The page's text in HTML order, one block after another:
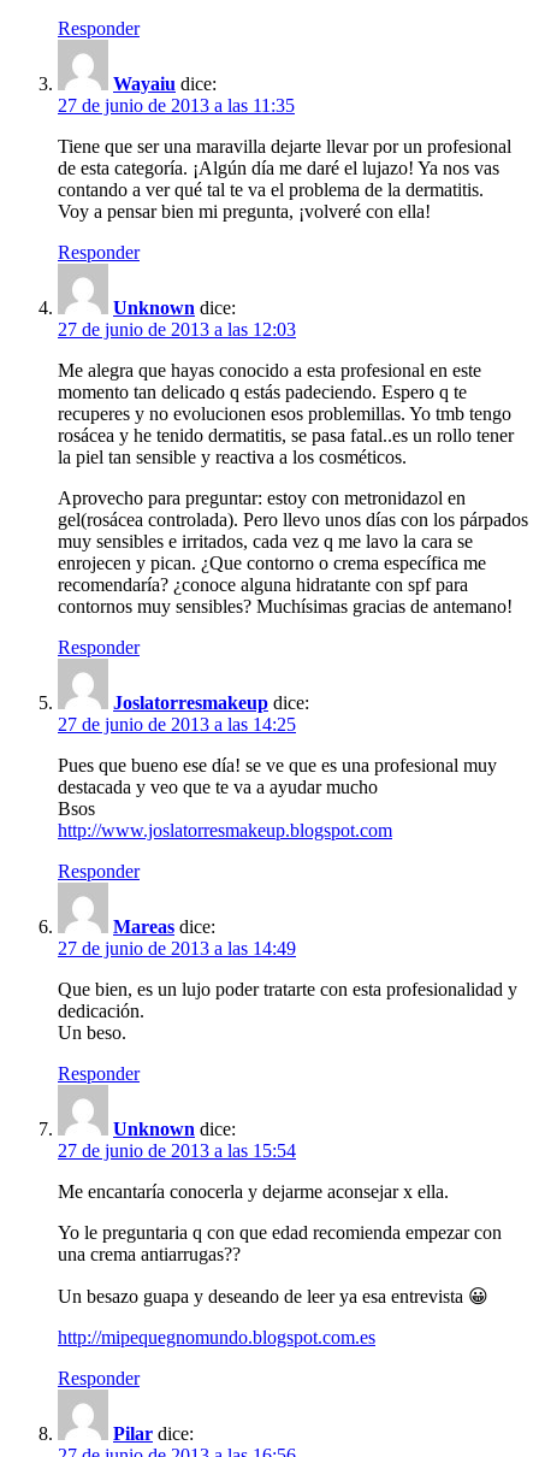
Responder
Wayaiu dice:
27 de junio de 2013 a las 11:35
Tiene que ser una maravilla dejarte llevar por un profesional
de esta categoría. ¡Algún día me daré el lujazo! Ya nos vas
contando a ver qué tal te va el problema de la dermatitis.
Voy a pensar bien mi pregunta, ¡volveré con ella!
Responder
Unknown dice:
27 de junio de 2013 a las 12:03
Me alegra que hayas conocido a esta profesional en este
momento tan delicado q estás padeciendo. Espero q te
recuperes y no evolucionen esos problemillas. Yo tmb tengo
rosácea y he tenido dermatitis, se pasa fatal..es un rollo tener
la piel tan sensible y reactiva a los cosméticos.
Aprovecho para preguntar: estoy con metronidazol en
gel(rosácea controlada). Pero llevo unos días con los párpados
muy sensibles e irritados, cada vez q me lavo la cara se
enrojecen y pican. ¿Que contorno o crema específica me
recomendaría? ¿conoce alguna hidratante con spf para
contornos muy sensibles? Muchísimas gracias de antemano!
Responder
Joslatorresmakeup dice:
27 de junio de 2013 a las 14:25
Pues que bueno ese día! se ve que es una profesional muy
destacada y veo que te va a ayudar mucho
Bsos
http://www.joslatorresmakeup.blogspot.com
Responder
Mareas dice:
27 de junio de 2013 a las 14:49
Que bien, es un lujo poder tratarte con esta profesionalidad y
dedicación.
Un beso.
Responder
Unknown dice:
27 de junio de 2013 a las 15:54
Me encantaría conocerla y dejarme aconsejar x ella.
Yo le preguntaria q con que edad recomienda empezar con
una crema antiarrugas??
Un besazo guapa y deseando de leer ya esa entrevista 😀
http://mipequegnomundo.blogspot.com.es
Responder
Pilar dice: